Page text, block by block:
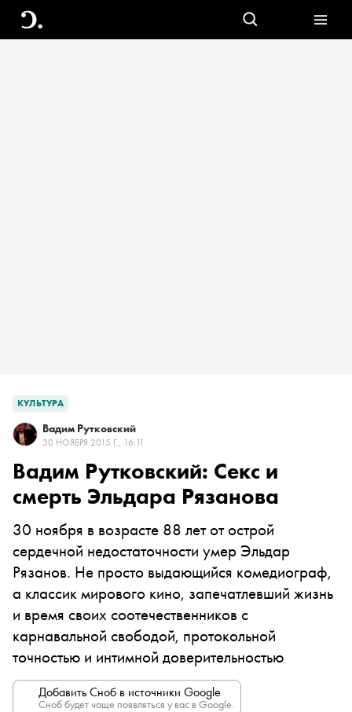
КУЛЬТУРА
Вадим Рутковский
30 НОЯБРЯ 2015 Г., 16:11
Вадим Рутковский: Секс и
смерть Эльдара Рязанова
30 ноября в возрасте 88 лет от острой
сердечной недостаточности умер Эльдар
Рязанов. Не просто выдающийся комедиограф,
а классик мирового кино, запечатлевший жизнь
и время своих соотечественников с
карнавальной свободой, протокольной
точностью и интимной доверительностью
Добавить Сноб в источники Google
Сноб будет чаще появляться у вас в Google.